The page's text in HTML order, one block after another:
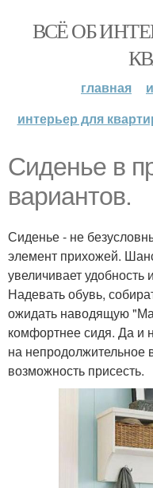
ВСЁ ОБ
главная
интерьер для
Сиденье в
вариантов.
Сиденье - не
элемент прихожей.
увеличивает
Надевать обувь,
ожидать наводящую
комфортнее сидя. Да и
на непродолжительное
возможность присесть.